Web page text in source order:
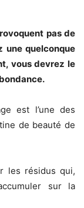
pas de
une quelconque
vous devrez le
est l’une des
de beauté de
les résidus qui,
sur la